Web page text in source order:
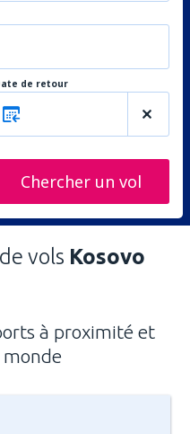
de retour
Chercher un vol
vols Kosovo
à proximité et